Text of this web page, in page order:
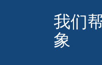
我们
象